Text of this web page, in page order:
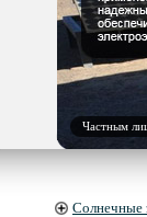
Частным
Солнечные